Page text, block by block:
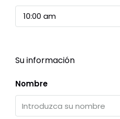
10:00 am
Su información
Nombre